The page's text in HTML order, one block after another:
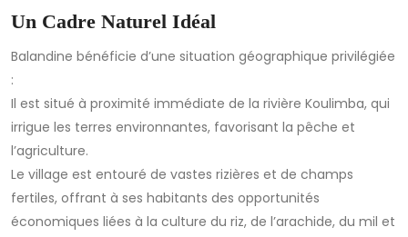
Un Cadre Naturel Idéal
Balandine bénéficie d’une situation géographique privilégiée
:
Il est situé à proximité immédiate de la rivière Koulimba, qui
irrigue les terres environnantes, favorisant la pêche et
l’agriculture.
Le village est entouré de vastes rizières et de champs
fertiles, offrant à ses habitants des opportunités
économiques liées à la culture du riz, de l’arachide, du mil et